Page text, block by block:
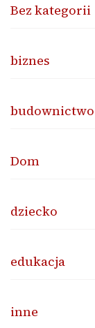
Bez kategorii
biznes
budownictwo
Dom
dziecko
edukacja
inne